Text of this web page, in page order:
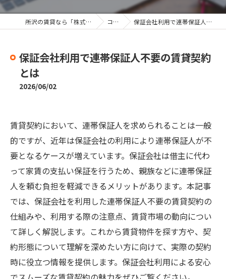
所沢の賃貸なら「株式会社ラフテル」 コラム 保証会社利用で連帯保証人不要の賃貸契約とは
保証会社利用で連帯保証人不要の賃貸契約
とは
2026/06/02
賃貸契約において、連帯保証人を求められることは一般
的ですが、近年は保証会社の利用により連帯保証人が不
要となるケースが増えています。保証会社は借主に代わ
って家賃の支払い保証を行うため、親族などに連帯保証
人を頼む負担を軽減できるメリットがあります。本記事
では、保証会社を利用した連帯保証人不要の賃貸契約の
仕組みや、利用する際の注意点、賃貸市場の動向につい
て詳しく解説します。これから賃貸物件を探す方や、契
約形態について理解を深めたい方に向けて、実際の契約
時に役立つ情報を提供します。保証会社利用による安心